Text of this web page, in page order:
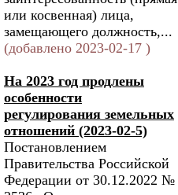
или косвенная) лица,
замещающего должность,...
(добавлено 2023-02-17 )
На 2023 год продлены
особенности
регулирования земельных
отношений (2023-02-5)
Постановлением
Правительства Российской
Федерации от 30.12.2022 №